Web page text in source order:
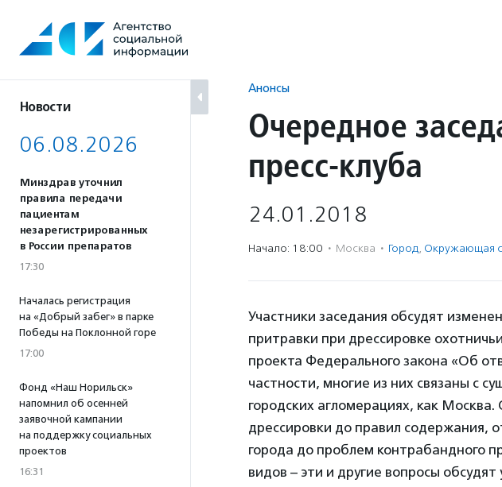
содержанию
Новости
06.08.2026
Минздрав уточнил
правила передачи
пациентам
незарегистрированных
в России препаратов
17:30
Началась регистрация
на «Добрый забег» в парке
Победы на Поклонной горе
17:00
Фонд «Наш Норильск»
напомнил об осенней
заявочной кампании
на поддержку социальных
проектов
16:31
Анонсы
Очередное
пресс-клуба
24.01.2018
Начало: 18:00 · Москва · Город, Окружающая
Участники заседания обсудят
притравки при дрессировке
проекта Федерального закона «Об
частности, многие из них связаны с
городских агломерациях, как
дрессировки до правил содержания,
города до проблем контрабандного
видов – эти и другие вопросы обсудят